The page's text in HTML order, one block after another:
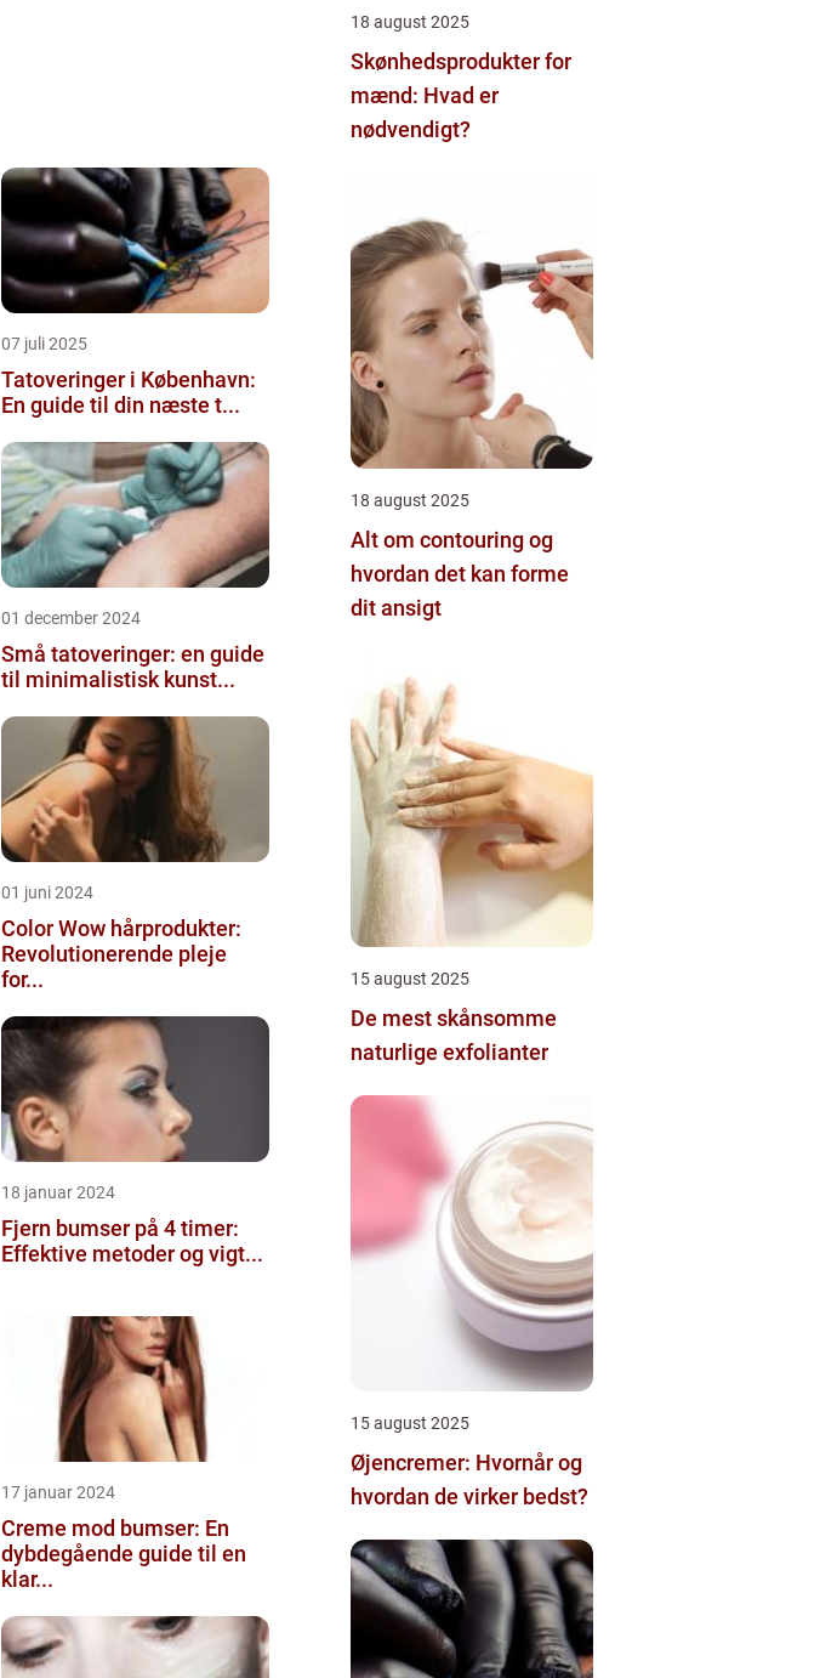
07 juli 2025
Tatoveringer i København:
En guide til din næste t...
01 december 2024
Små tatoveringer: en guide
til minimalistisk kunst...
01 juni 2024
Color Wow hårprodukter:
Revolutionerende pleje
for...
18 januar 2024
Fjern bumser på 4 timer:
Effektive metoder og vigt...
17 januar 2024
Creme mod bumser: En
dybdegående guide til en
klar...
18 august 2025
Skønhedsprodukter for
mænd: Hvad er
nødvendigt?
18 august 2025
Alt om contouring og
hvordan det kan forme
dit ansigt
15 august 2025
De mest skånsomme
naturlige exfolianter
15 august 2025
Øjencremer: Hvornår og
hvordan de virker bedst?